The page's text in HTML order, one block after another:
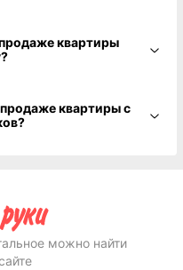
квартиры
квартиры с
можно найти